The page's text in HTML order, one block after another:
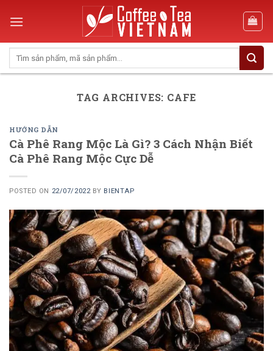
TAG ARCHIVES: CAFE
HƯỚNG DẪN
Cà Phê Rang Mộc Là Gì? 3 Cách Nhận Biết
Cà Phê Rang Mộc Cực Dễ
POSTED ON 22/07/2022 BY BIENTAP